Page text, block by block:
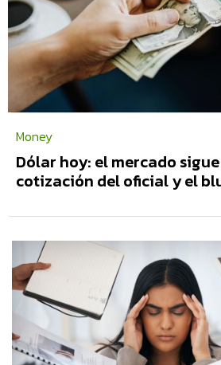
Money
Dólar hoy: el mercado
cotización del oficial y el